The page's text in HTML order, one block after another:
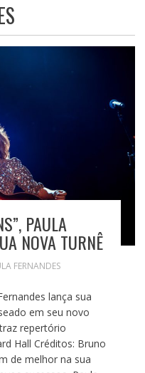
PAULA
NOVA TURNÊ
FERNANDES
lança sua
em seu novo
repertório
Hall Créditos: Bruno
de melhor na sua